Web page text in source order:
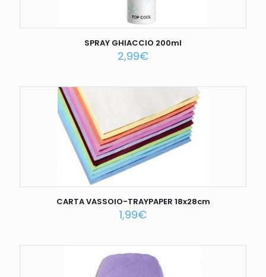
SPRAY GHIACCIO 200ml
2,99€
CARTA VASSOIO-TRAYPAPER 18x28cm
1,99€